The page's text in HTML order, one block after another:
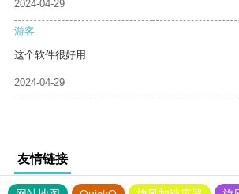
2024-04-29
游客
这个软件很好用
2024-04-29
友情链接